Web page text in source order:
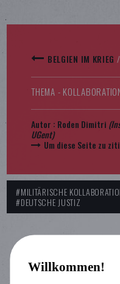
BELGIEN IM KRIEG /
THEMA -
Autor : Roden Dimitri
UGent)
Um diese Seite zu
#MILITÄRISCHE
#DEUTSCHE JUSTIZ
Willkommen!